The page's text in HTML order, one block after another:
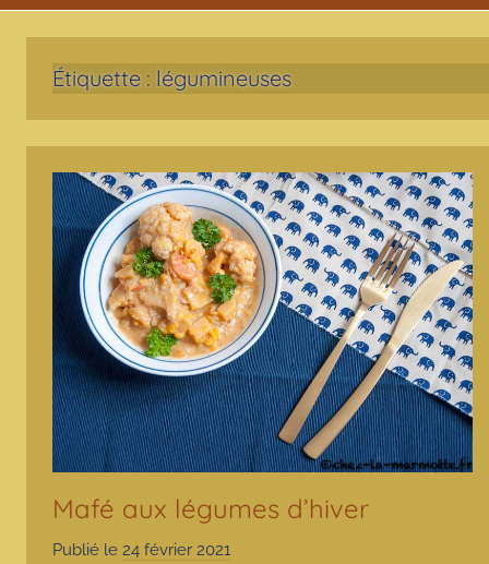
Étiquette : légumineuses
Mafé aux légumes d’hiver
Publié le 24 février 2021